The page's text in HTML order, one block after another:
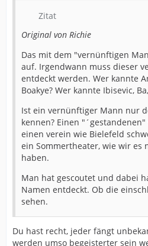
Zitat
Original von Richie
Das mit dem "vernünftigen
auf. Irgendwann muss dieser
entdeckt werden. Wer kannte
Boakye? Wer kannte Ibisevic,
Ist ein vernünftiger Mann nur
kennen? Einen
einen verein wie Bielefeld
ein Sommertheater, wie wir es
haben.
Man hat gescoutet und dabei
Namen entdeckt. Ob die
sehen.
Du hast recht, jeder fängt
werden umso begeisterter sein